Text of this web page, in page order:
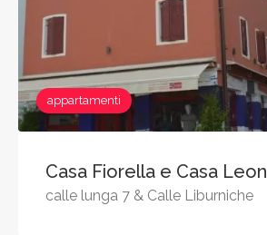
appartamenti
Casa Fiorella e Casa
calle lunga 7 & Calle Liburniche